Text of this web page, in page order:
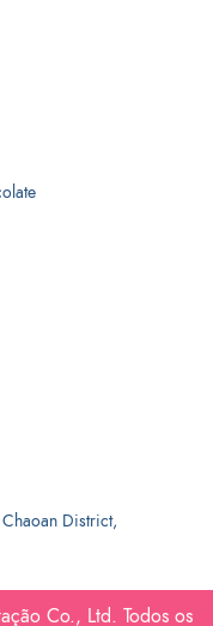
District,
Co., Ltd. Todos os